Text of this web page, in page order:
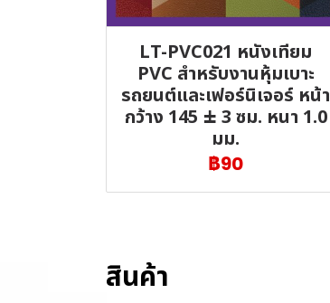
LT-PVC021 หนังเทียม
PVC สำหรับงานหุ้มเบาะ
รถยนต์และเฟอร์นิเจอร์ หน้า
กว้าง 145 ± 3 ซม. หนา 1.0
มม.
฿90
สินค้า